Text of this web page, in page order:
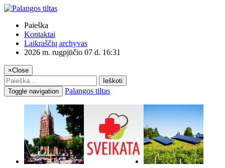
Paieška
Kontaktai
Laikraščių archyvas
2026 m. rugpjūčio 07 d. 16:31
×Close
Ieškoti
Toggle navigation
Palangos tiltas